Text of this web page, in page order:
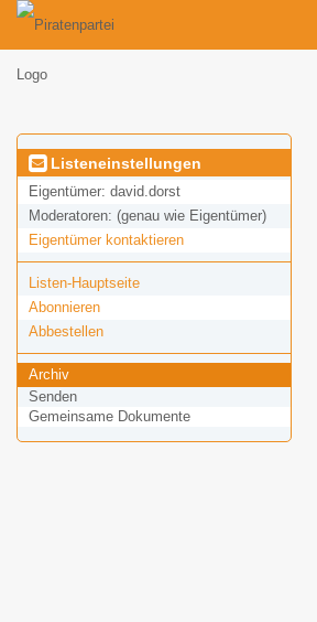
Listeneinstellungen
Eigentümer: david.dorst
Moderatoren: (genau wie Eigentümer)
Eigentümer kontaktieren
Listen-Hauptseite
Abonnieren
Abbestellen
Archiv
Senden
Gemeinsame Dokumente